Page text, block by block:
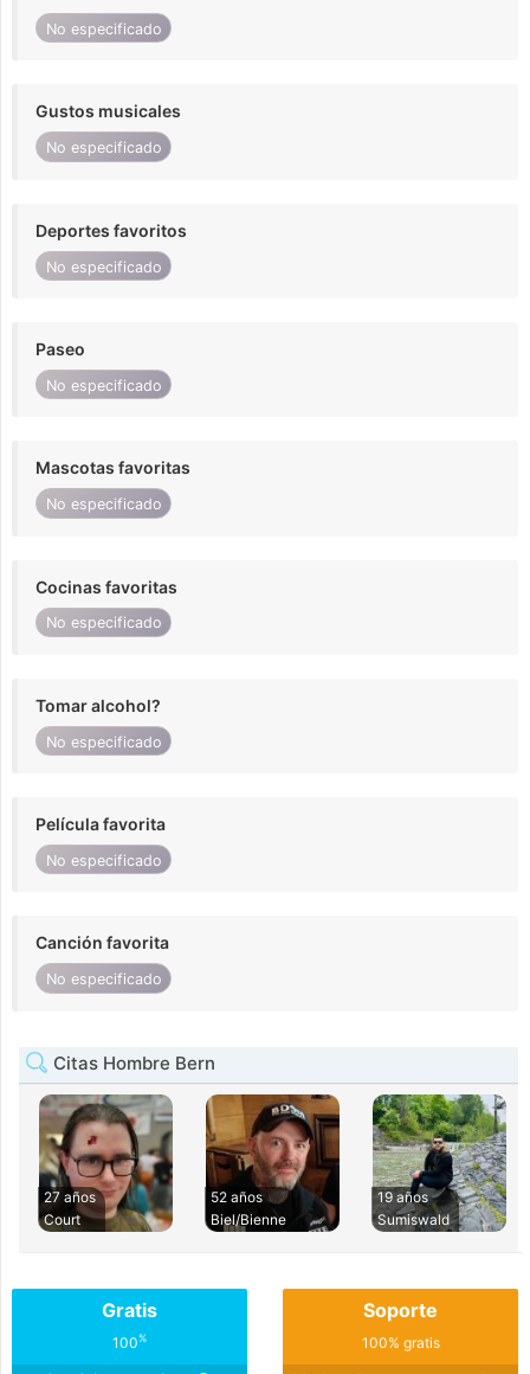
No especificado
Gustos musicales
No especificado
Deportes favoritos
No especificado
Paseo
No especificado
Mascotas favoritas
No especificado
Cocinas favoritas
No especificado
Tomar alcohol?
No especificado
Película favorita
No especificado
Canción favorita
No especificado
Citas Hombre Bern
27 años
Court
52 años
Biel/Bienne
19 años
Sumiswald
Gratis
100%
Soporte
100% gratis